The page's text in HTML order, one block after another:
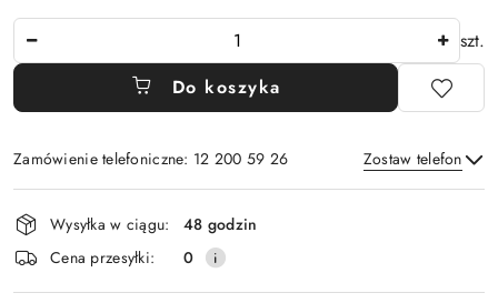
szt.
Do koszyka
Zamówienie telefoniczne: 12 200 59 26 Zostaw telefon
Wyślij
Dostępność
i
dostawa
Wysyłka w ciągu:
48 godzin
Cena przesyłki:
0